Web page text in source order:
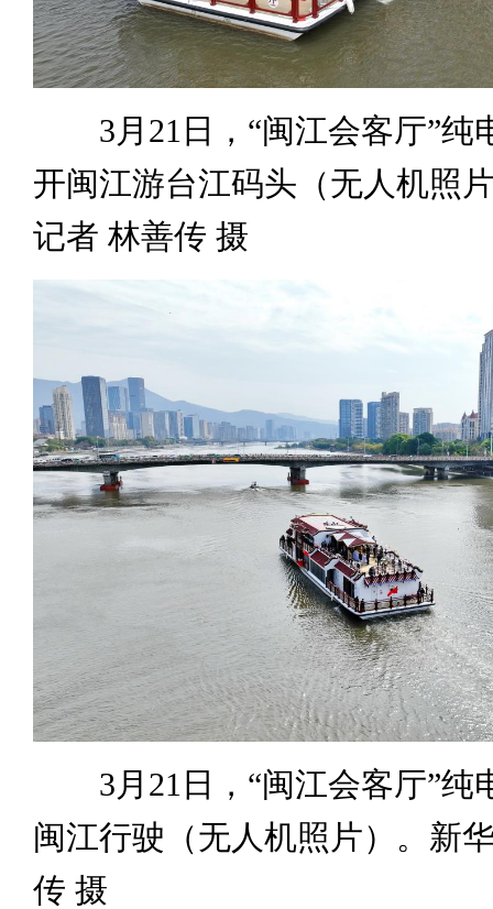
3月21日，“闽江会客厅”纯
开闽江游台江码头（无人机照
记者 林善传 摄
3月21日，“闽江会客厅”纯
闽江行驶（无人机照片）。新
传 摄